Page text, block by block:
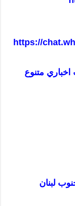
https://
اخباري متنوع
لبنان